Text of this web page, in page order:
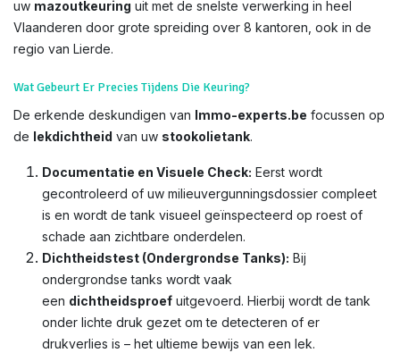
uw mazoutkeuring uit met de snelste verwerking in heel
Vlaanderen door grote spreiding over 8 kantoren, ook in de
regio van Lierde.
Wat Gebeurt Er Precies Tijdens Die Keuring?
De erkende deskundigen van Immo-experts.be focussen op
de lekdichtheid van uw stookolietank.
Documentatie en Visuele Check: Eerst wordt
gecontroleerd of uw milieuvergunningsdossier compleet
is en wordt de tank visueel geïnspecteerd op roest of
schade aan zichtbare onderdelen.
Dichtheidstest (Ondergrondse Tanks): Bij
ondergrondse tanks wordt vaak
een dichtheidsproef uitgevoerd. Hierbij wordt de tank
onder lichte druk gezet om te detecteren of er
drukverlies is – het ultieme bewijs van een lek.